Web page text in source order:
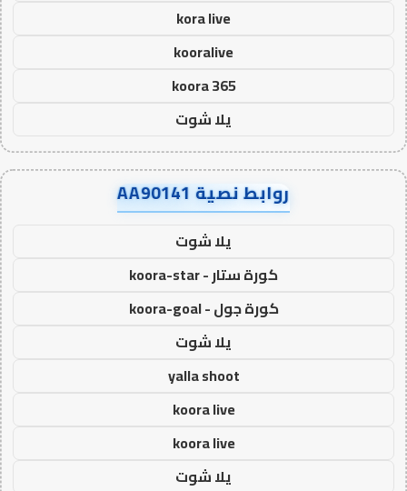
kora live
kooralive
koora 365
يلا شوت
روابط نصية AA90141
يلا شوت
كورة ستار - koora-star
كورة جول - koora-goal
يلا شوت
yalla shoot
koora live
koora live
يلا شوت